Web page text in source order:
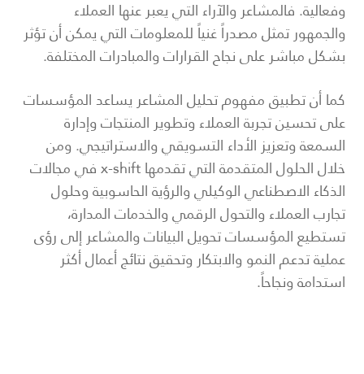
وفعالية. فالمشاعر والآراء التي يعبر عنها العملاء
والجمهور تمثل مصدراً غنياً للمعلومات التي يمكن أن تؤثر
بشكل مباشر على نجاح القرارات والمبادرات المختلفة.
كما أن تطبيق مفهوم تحليل المشاعر يساعد المؤسسات
على تحسين تجربة العملاء وتطوير المنتجات وإدارة
السمعة وتعزيز الأداء التسويقي والاستراتيجي. ومن
خلال الحلول المتقدمة التي تقدمها x-shift في مجالات
الذكاء الاصطناعي الوكيلي والرؤية الحاسوبية وحلول
تجارب العملاء والتحول الرقمي والخدمات المدارة،
تستطيع المؤسسات تحويل البيانات والمشاعر إلى رؤى
عملية تدعم النمو والابتكار وتحقيق نتائج أعمال أكثر
استدامة ونجاحاً.